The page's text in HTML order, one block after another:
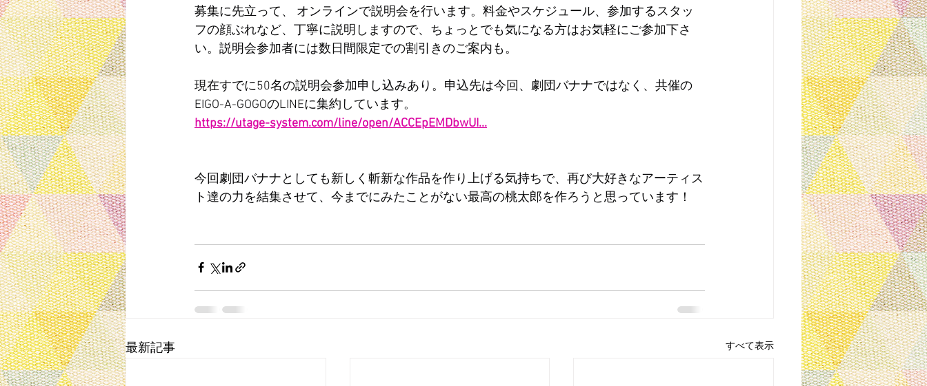
募集に先立って、 オンラインで説明会を行います。料金やスケジュール、参加するスタッ
フの顔ぶれなど、丁寧に説明しますので、ちょっとでも気になる方はお気軽にご参加下さ
い。説明会参加者には数日間限定での割引きのご案内も。
現在すでに50名の説明会参加申し込みあり。申込先は今回、劇団バナナではなく、共催の
EIGO-A-GOGOのLINEに集約しています。
https://utage-system.com/line/open/ACCEpEMDbwUI...
今回劇団バナナとしても新しく斬新な作品を作り上げる気持ちで、再び大好きなアーティス
ト達の力を結集させて、今までにみたことがない最高の桃太郎を作ろうと思っています！
最新記事 すべて表示